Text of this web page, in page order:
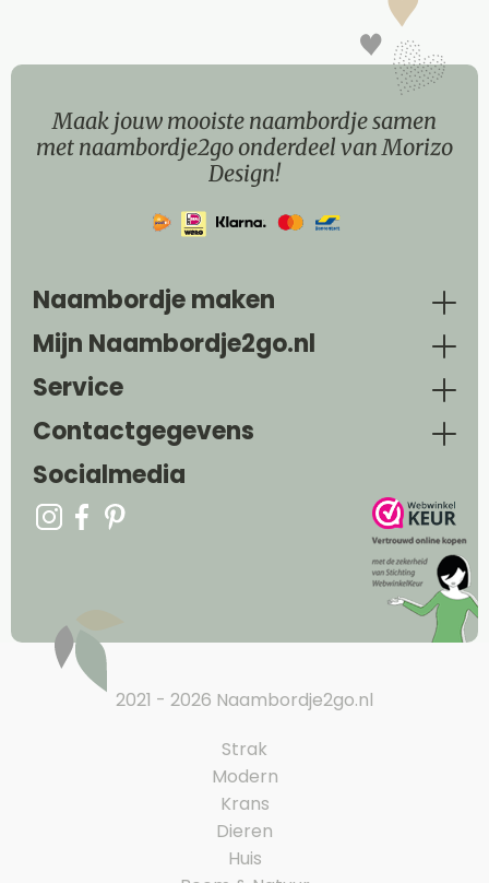
Maak jouw mooiste naambordje samen
met naambordje2go onderdeel van Morizo
Design!
Naambordje maken
Mijn Naambordje2go.nl
Service
Contactgegevens
Socialmedia
2021 - 2026 Naambordje2go.nl
Strak
Modern
Krans
Dieren
Huis